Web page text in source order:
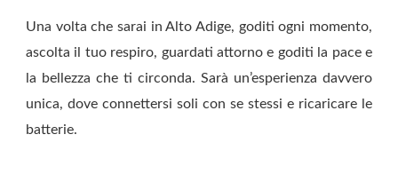
Una volta che sarai in Alto Adige, goditi ogni momento,
ascolta il tuo respiro, guardati attorno e goditi la pace e
la bellezza che ti circonda. Sarà un’esperienza davvero
unica, dove connettersi soli con se stessi e ricaricare le
batterie.